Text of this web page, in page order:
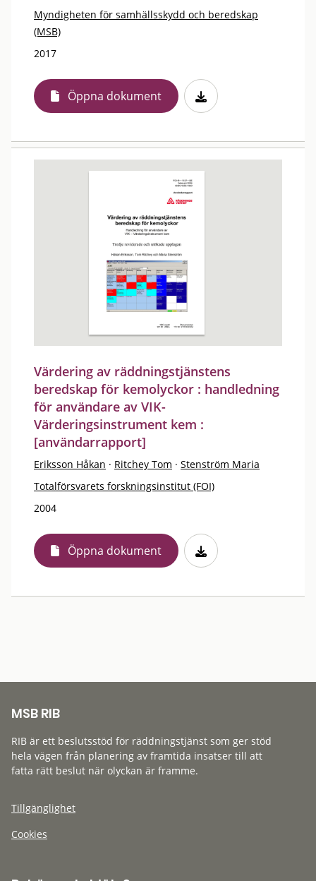
Myndigheten för samhällsskydd och beredskap
(MSB)
2017
Öppna dokument
Värdering av räddningstjänstens
beredskap för kemolyckor : handledning
för användare av VIK-
Värderingsinstrument kem :
[användarrapport]
Eriksson Håkan · Ritchey Tom · Stenström Maria
Totalförsvarets forskningsinstitut (FOI)
2004
Öppna dokument
MSB RIB
RIB är ett beslutsstöd för räddningstjänst som ger stöd
hela vägen från planering av framtida insatser till att
fatta rätt beslut när olyckan är framme.
Tillgänglighet
Cookies